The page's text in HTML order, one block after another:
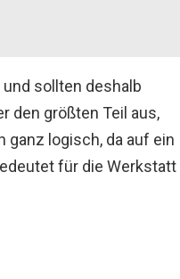
sollten deshalb
den größten Teil aus,
ganz logisch, da auf ein
für die Werkstatt